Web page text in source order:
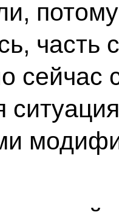
часть
сейчас